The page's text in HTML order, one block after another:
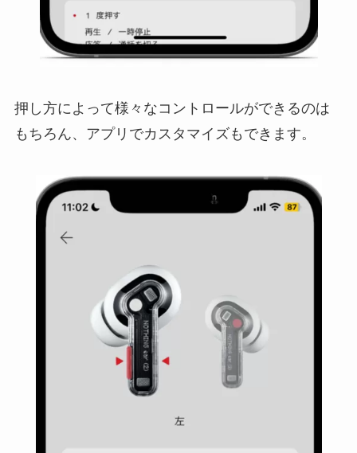
押し方によって様々なコントロールができるのは
もちろん、アプリでカスタマイズもできます。